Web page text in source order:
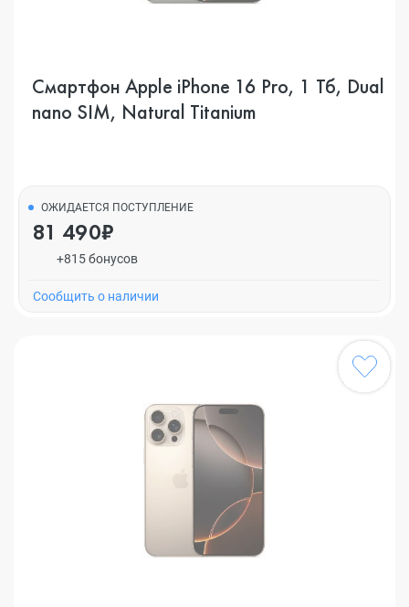
Смартфон Apple iPhone 16 Pro, 1 Тб, Dual
nano SIM, Natural Titanium
ОЖИДАЕТСЯ ПОСТУПЛЕНИЕ
81 490₽
+815 бонусов
Cообщить о наличии